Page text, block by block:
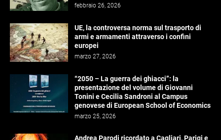
febbraio 26, 2026
UE, la controversa norma sul trasporto di
armi e armamenti attraverso i confini
europei
marzo 27, 2026
“2050 – La guerra dei ghiacci”: la
presentazione del volume di Giovanni
Tonini e Cecilia Sandroni al Campus
genovese di European School of Economics
marzo 25, 2026
Andrea Parodi ricordato a Cagliari, Parigi e